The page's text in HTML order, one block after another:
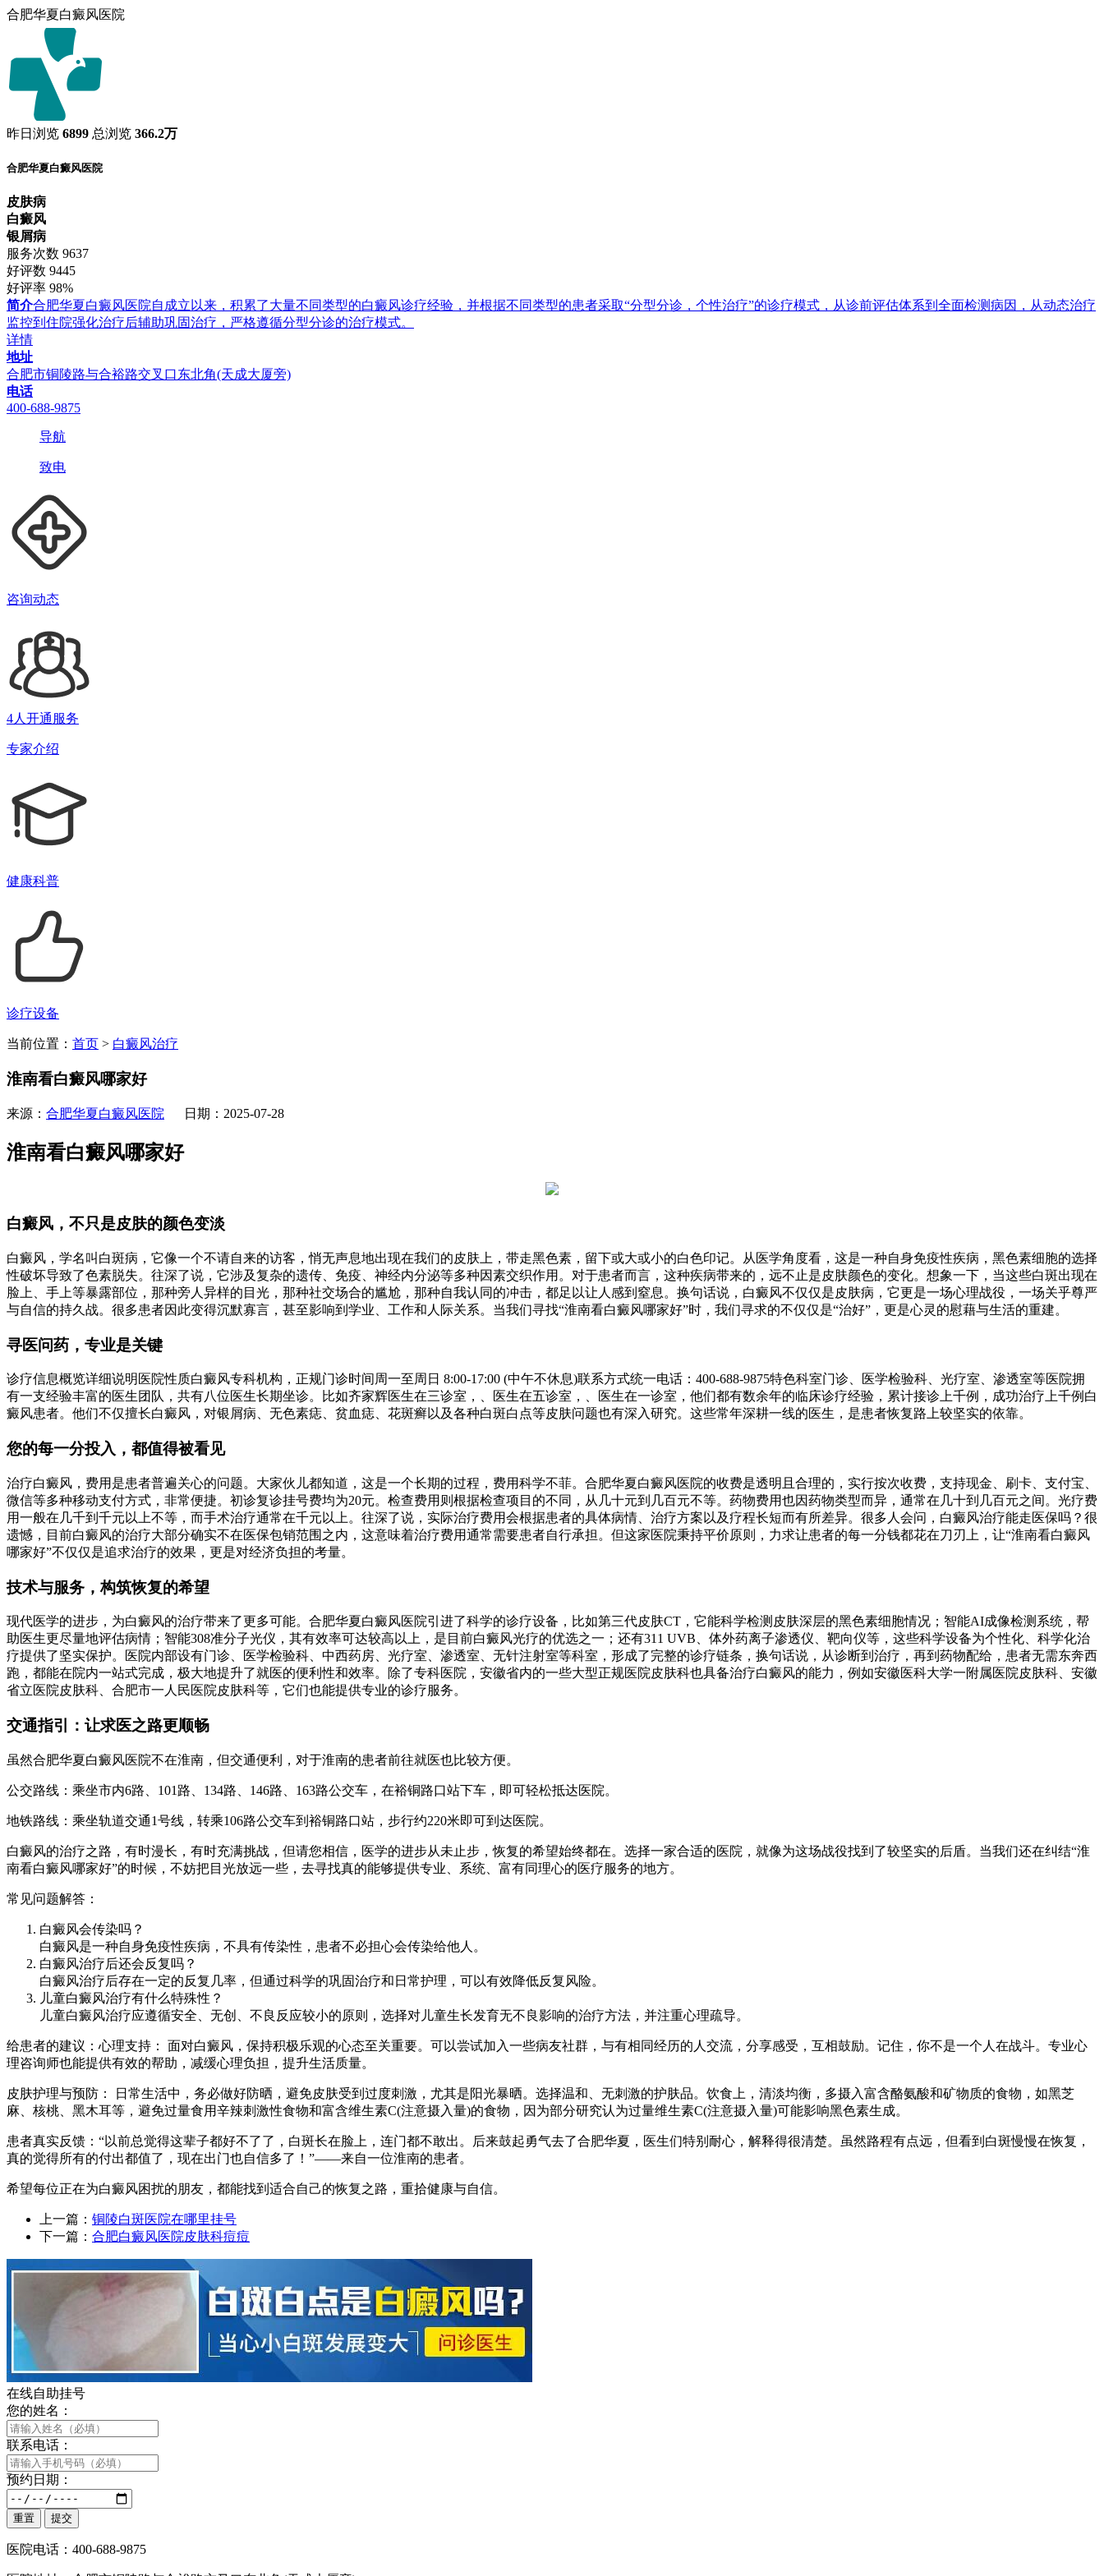
合肥华夏白癜风医院
昨日浏览 6899 总浏览 366.2万
合肥华夏白癜风医院
皮肤病
白癜风
银屑病
服务次数 9637
好评数 9445
好评率 98%
简介合肥华夏白癜风医院自成立以来，积累了大量不同类型的白癜风诊疗经验，并根据不同类型的患者采取“分型分诊，个性治疗”的诊疗模式，从诊前评估体系到全面检测病因，从动态治疗
监控到住院强化治疗后辅助巩固治疗，严格遵循分型分诊的治疗模式。
详情
地址
合肥市铜陵路与合裕路交叉口东北角(天成大厦旁)
电话
400-688-9875
导航
致电
咨询动态
4人开通服务
专家介绍
健康科普
诊疗设备
当前位置： 首页 > 白癜风治疗
淮南看白癜风哪家好
来源： 合肥华夏白癜风医院 日期：2025-07-28
淮南看白癜风哪家好
白癜风，不只是皮肤的颜色变淡
白癜风，学名叫白斑病，它像一个不请自来的访客，悄无声息地出现在我们的皮肤上，带走黑色素，留下或大或小的白色印记。从医学角度看，这是一种自身免疫性疾病，黑色素细胞的选择
性破坏导致了色素脱失。往深了说，它涉及复杂的遗传、免疫、神经内分泌等多种因素交织作用。对于患者而言，这种疾病带来的，远不止是皮肤颜色的变化。想象一下，当这些白斑出现在
脸上、手上等暴露部位，那种旁人异样的目光，那种社交场合的尴尬，那种自我认同的冲击，都足以让人感到窒息。换句话说，白癜风不仅仅是皮肤病，它更是一场心理战役，一场关乎尊严
与自信的持久战。很多患者因此变得沉默寡言，甚至影响到学业、工作和人际关系。当我们寻找“淮南看白癜风哪家好”时，我们寻求的不仅仅是“治好”，更是心灵的慰藉与生活的重建。
寻医问药，专业是关键
诊疗信息概览详细说明医院性质白癜风专科机构，正规门诊时间周一至周日 8:00-17:00 (中午不休息)联系方式统一电话：400-688-9875特色科室门诊、医学检验科、光疗室、渗透室等医院拥
有一支经验丰富的医生团队，共有八位医生长期坐诊。比如齐家辉医生在三诊室，、医生在五诊室，、医生在一诊室，他们都有数余年的临床诊疗经验，累计接诊上千例，成功治疗上千例白
癜风患者。他们不仅擅长白癜风，对银屑病、无色素痣、贫血痣、花斑癣以及各种白斑白点等皮肤问题也有深入研究。这些常年深耕一线的医生，是患者恢复路上较坚实的依靠。
您的每一分投入，都值得被看见
治疗白癜风，费用是患者普遍关心的问题。大家伙儿都知道，这是一个长期的过程，费用科学不菲。合肥华夏白癜风医院的收费是透明且合理的，实行按次收费，支持现金、刷卡、支付宝、
微信等多种移动支付方式，非常便捷。初诊复诊挂号费均为20元。检查费用则根据检查项目的不同，从几十元到几百元不等。药物费用也因药物类型而异，通常在几十到几百元之间。光疗费
用一般在几千到千元以上不等，而手术治疗通常在千元以上。往深了说，实际治疗费用会根据患者的具体病情、治疗方案以及疗程长短而有所差异。很多人会问，白癜风治疗能走医保吗？很
遗憾，目前白癜风的治疗大部分确实不在医保包销范围之内，这意味着治疗费用通常需要患者自行承担。但这家医院秉持平价原则，力求让患者的每一分钱都花在刀刃上，让“淮南看白癜风
哪家好”不仅仅是追求治疗的效果，更是对经济负担的考量。
技术与服务，构筑恢复的希望
现代医学的进步，为白癜风的治疗带来了更多可能。合肥华夏白癜风医院引进了科学的诊疗设备，比如第三代皮肤CT，它能科学检测皮肤深层的黑色素细胞情况；智能AI成像检测系统，帮
助医生更尽量地评估病情；智能308准分子光仪，其有效率可达较高以上，是目前白癜风光疗的优选之一；还有311 UVB、体外药离子渗透仪、靶向仪等，这些科学设备为个性化、科学化治
疗提供了坚实保护。医院内部设有门诊、医学检验科、中西药房、光疗室、渗透室、无针注射室等科室，形成了完整的诊疗链条，换句话说，从诊断到治疗，再到药物配给，患者无需东奔西
跑，都能在院内一站式完成，极大地提升了就医的便利性和效率。除了专科医院，安徽省内的一些大型正规医院皮肤科也具备治疗白癜风的能力，例如安徽医科大学一附属医院皮肤科、安徽
省立医院皮肤科、合肥市一人民医院皮肤科等，它们也能提供专业的诊疗服务。
交通指引：让求医之路更顺畅
虽然合肥华夏白癜风医院不在淮南，但交通便利，对于淮南的患者前往就医也比较方便。
公交路线：乘坐市内6路、101路、134路、146路、163路公交车，在裕铜路口站下车，即可轻松抵达医院。
地铁路线：乘坐轨道交通1号线，转乘106路公交车到裕铜路口站，步行约220米即可到达医院。
白癜风的治疗之路，有时漫长，有时充满挑战，但请您相信，医学的进步从未止步，恢复的希望始终都在。选择一家合适的医院，就像为这场战役找到了较坚实的后盾。当我们还在纠结“淮
南看白癜风哪家好”的时候，不妨把目光放远一些，去寻找真的能够提供专业、系统、富有同理心的医疗服务的地方。
常见问题解答：
白癜风会传染吗？
白癜风是一种自身免疫性疾病，不具有传染性，患者不必担心会传染给他人。
白癜风治疗后还会反复吗？
白癜风治疗后存在一定的反复几率，但通过科学的巩固治疗和日常护理，可以有效降低反复风险。
儿童白癜风治疗有什么特殊性？
儿童白癜风治疗应遵循安全、无创、不良反应较小的原则，选择对儿童生长发育无不良影响的治疗方法，并注重心理疏导。
给患者的建议：心理支持： 面对白癜风，保持积极乐观的心态至关重要。可以尝试加入一些病友社群，与有相同经历的人交流，分享感受，互相鼓励。记住，你不是一个人在战斗。专业心
理咨询师也能提供有效的帮助，减缓心理负担，提升生活质量。
皮肤护理与预防： 日常生活中，务必做好防晒，避免皮肤受到过度刺激，尤其是阳光暴晒。选择温和、无刺激的护肤品。饮食上，清淡均衡，多摄入富含酪氨酸和矿物质的食物，如黑芝
麻、核桃、黑木耳等，避免过量食用辛辣刺激性食物和富含维生素C(注意摄入量)的食物，因为部分研究认为过量维生素C(注意摄入量)可能影响黑色素生成。
患者真实反馈：“以前总觉得这辈子都好不了了，白斑长在脸上，连门都不敢出。后来鼓起勇气去了合肥华夏，医生们特别耐心，解释得很清楚。虽然路程有点远，但看到白斑慢慢在恢复，
真的觉得所有的付出都值了，现在出门也自信多了！”——来自一位淮南的患者。
希望每位正在为白癜风困扰的朋友，都能找到适合自己的恢复之路，重拾健康与自信。
上一篇： 铜陵白斑医院在哪里挂号
下一篇： 合肥白癜风医院皮肤科痘痘
在线自助挂号
您的姓名：
联系电话：
预约日期：
医院电话：400-688-9875